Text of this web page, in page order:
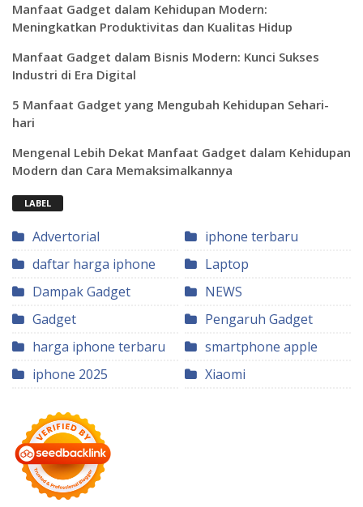
Manfaat Gadget dalam Kehidupan Modern:
Meningkatkan Produktivitas dan Kualitas Hidup
Manfaat Gadget dalam Bisnis Modern: Kunci Sukses
Industri di Era Digital
5 Manfaat Gadget yang Mengubah Kehidupan Sehari-
hari
Mengenal Lebih Dekat Manfaat Gadget dalam Kehidupan
Modern dan Cara Memaksimalkannya
LABEL
Advertorial
daftar harga iphone
Dampak Gadget
Gadget
harga iphone terbaru
iphone 2025
iphone terbaru
Laptop
NEWS
Pengaruh Gadget
smartphone apple
Xiaomi